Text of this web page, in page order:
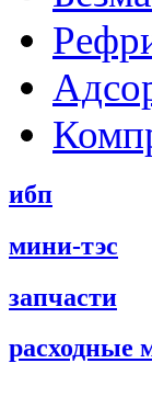
ибп
мини-тэс
запчасти
расходные